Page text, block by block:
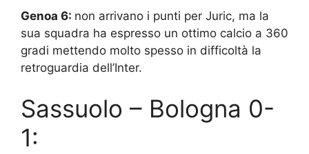
Genoa 6: non arrivano i punti per Juric, ma la
sua squadra ha espresso un ottimo calcio a 360
gradi mettendo molto spesso in difficoltà la
retroguardia dell’Inter.
Sassuolo – Bologna 0-
1: